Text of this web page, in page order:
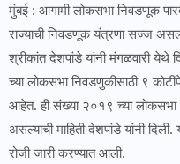
मुंबई : आगामी लोकसभा निवडणूक
राज्याची निवडणूक यंत्रणा सज्ज
श्रीकांत देशपांडे यांनी मंगळवारी येथे
च्या लोकसभा निवडणुकीसाठी ९
आहेत. ही संख्या २०१९ च्या
असल्याची माहिती देशपांडे यांनी
रोजी जारी करण्यात आली.